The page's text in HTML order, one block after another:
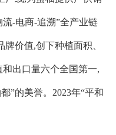
-电商-追溯”全产业链
价值,创下种植面积、
出口量六个全国第一,
”的美誉。2023年“平和